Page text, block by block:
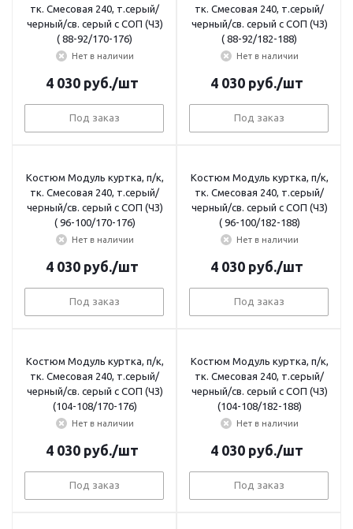
тк. Смесовая 240, т.серый/
черный/св. серый с СОП (ЧЗ)
( 88-92/170-176)
Нет в наличии
4 030руб./шт
Под заказ
тк. Смесовая 240, т.серый/
черный/св. серый с СОП (ЧЗ)
( 88-92/182-188)
Нет в наличии
4 030руб./шт
Под заказ
Костюм Модуль куртка, п/к,
тк. Смесовая 240, т.серый/
черный/св. серый с СОП (ЧЗ)
( 96-100/170-176)
Нет в наличии
4 030руб./шт
Под заказ
Костюм Модуль куртка, п/к,
тк. Смесовая 240, т.серый/
черный/св. серый с СОП (ЧЗ)
( 96-100/182-188)
Нет в наличии
4 030руб./шт
Под заказ
Костюм Модуль куртка, п/к,
тк. Смесовая 240, т.серый/
черный/св. серый с СОП (ЧЗ)
(104-108/170-176)
Нет в наличии
4 030руб./шт
Под заказ
Костюм Модуль куртка, п/к,
тк. Смесовая 240, т.серый/
черный/св. серый с СОП (ЧЗ)
(104-108/182-188)
Нет в наличии
4 030руб./шт
Под заказ